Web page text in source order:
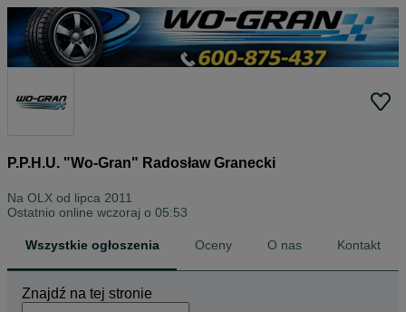
P.P.H.U. "Wo-Gran" Radosław Granecki
Na OLX od lipca 2011
Ostatnio online wczoraj o 05:53
Wszystkie ogłoszenia Oceny O nas Kontakt
Znajdź na tej stronie